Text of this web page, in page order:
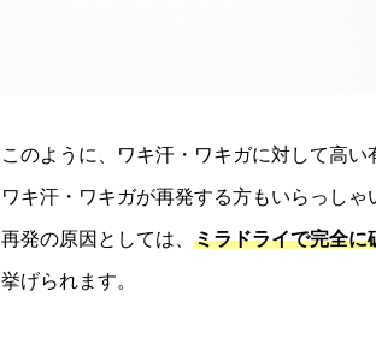
このように、ワキ汗・ワキガに対して高
ワキ汗・ワキガが再発する方もいらっしゃ
再発の原因としては、 ミラドライで完全に
挙げられます。